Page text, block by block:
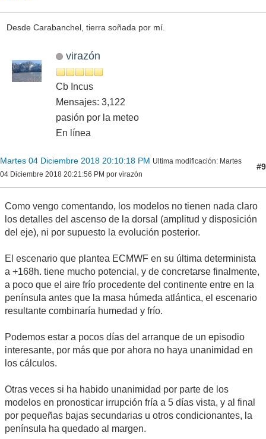
Desde Carabanchel, tierra soñada por mí.
virazón
Cb Incus
Mensajes: 3,122
pasión por la meteo
En línea
Martes 04 Diciembre 2018 20:10:18 PM Ultima modificación: Martes
04 Diciembre 2018 20:21:56 PM por virazón
#9
Como vengo comentando, los modelos no tienen nada claro
los detalles del ascenso de la dorsal (amplitud y disposición
del eje), ni por supuesto la evolución posterior.
El escenario que plantea ECMWF en su última determinista
a +168h. tiene mucho potencial, y de concretarse finalmente,
a poco que el aire frío procedente del continente entre en la
península antes que la masa húmeda atlántica, el escenario
resultante combinaría humedad y frío.
Podemos estar a pocos días del arranque de un episodio
interesante, por más que por ahora no haya unanimidad en
los cálculos.
Otras veces si ha habido unanimidad por parte de los
modelos en pronosticar irrupción fría a 5 días vista, y al final
por pequeñas bajas secundarias u otros condicionantes, la
península ha quedado al margen.